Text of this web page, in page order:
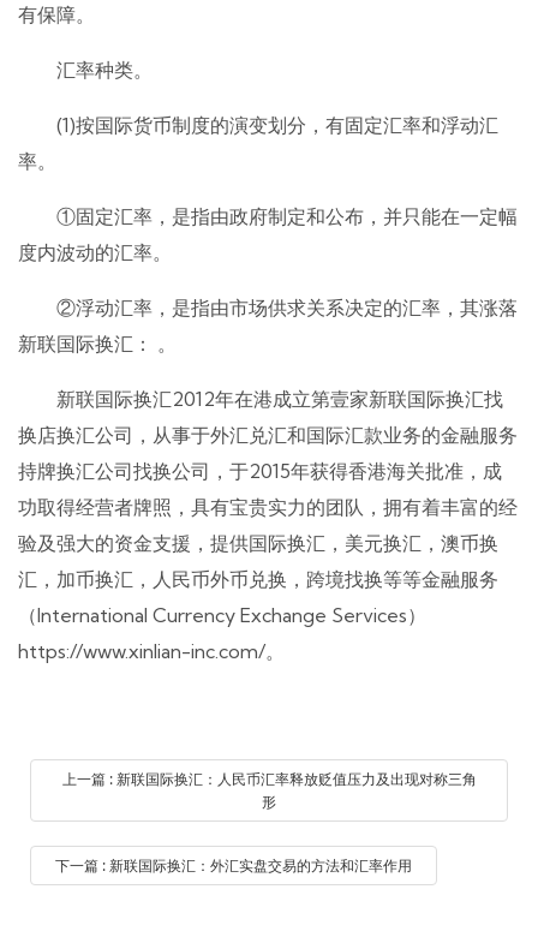
有保障。
汇率种类。
(1)按国际货币制度的演变划分，有固定汇率和浮动汇
率。
①固定汇率，是指由政府制定和公布，并只能在一定幅
度内波动的汇率。
②浮动汇率，是指由市场供求关系决定的汇率，其涨落
新联国际换汇： 。
新联国际换汇2012年在港成立第壹家新联国际换汇找
换店换汇公司，从事于外汇兑汇和国际汇款业务的金融服务
持牌换汇公司找换公司，于2015年获得香港海关批准，成
功取得经营者牌照，具有宝贵实力的团队，拥有着丰富的经
验及强大的资金支援，提供国际换汇，美元换汇，澳币换
汇，加币换汇，人民币外币兑换，跨境找换等等金融服务
（International Currency Exchange Services）
https://www.xinlian-inc.com/。
上一篇 : 新联国际换汇：人民币汇率释放贬值压力及出现对称三角
形
下一篇 : 新联国际换汇：外汇实盘交易的方法和汇率作用